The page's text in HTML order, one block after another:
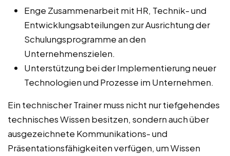
Enge Zusammenarbeit mit HR, Technik- und
Entwicklungsabteilungen zur Ausrichtung der
Schulungsprogramme an den
Unternehmenszielen.
Unterstützung bei der Implementierung neuer
Technologien und Prozesse im Unternehmen.
Ein technischer Trainer muss nicht nur tiefgehendes
technisches Wissen besitzen, sondern auch über
ausgezeichnete Kommunikations- und
Präsentationsfähigkeiten verfügen, um Wissen